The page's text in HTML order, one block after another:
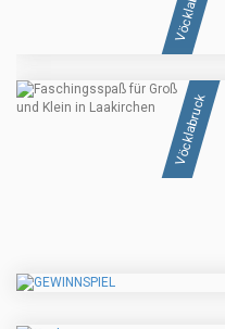
Vöcklabruck